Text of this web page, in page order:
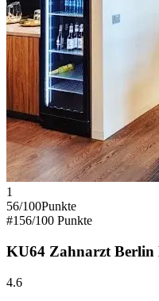
1
56/100Punkte
#1 56/100 Punkte
KU64 Zahnarzt
4.6